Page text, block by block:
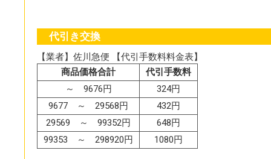
代引き交換
【業者】佐川急便 【代引手数料料金表】
商品価格合計
代引手数料
～ 9676円
324円
9677 ～ 29568円
432円
29569 ～ 99352円
648円
99353 ～ 298920円
1080円